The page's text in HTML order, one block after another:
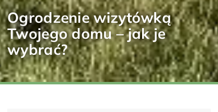
Ogrodzenie wizytówką
Twojego domu – jak je
wybrać?